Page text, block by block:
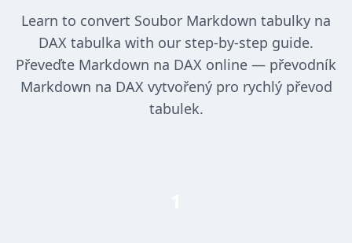
Learn to convert Soubor Markdown tabulky na
DAX tabulka with our step-by-step guide.
Převeďte Markdown na DAX online — převodník
Markdown na DAX vytvořený pro rychlý převod
tabulek.